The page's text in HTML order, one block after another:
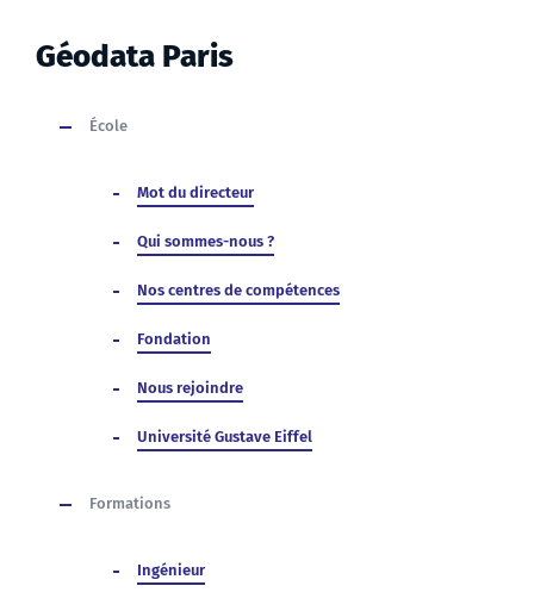
Géodata Paris
École
Mot du directeur
Qui sommes-nous ?
Nos centres de compétences
Fondation
Nous rejoindre
Université Gustave Eiffel
Formations
Ingénieur